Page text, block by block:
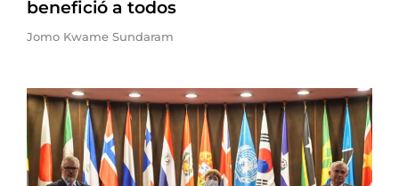
benefició a todos
Jomo Kwame Sundaram